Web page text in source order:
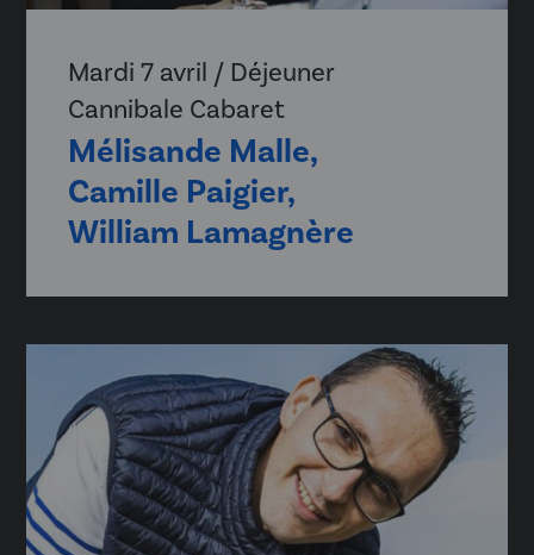
Mardi 7 avril / Déjeuner
Cannibale Cabaret
Mélisande Malle,
Camille Paigier,
William Lamagnère